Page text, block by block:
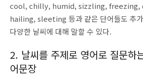
cool, chilly, humid, sizzling,
hailing, sleeting 등과 같은 단어들도 추
다양한 날씨에 대해 말할 수 있다.
2. 날씨를 주제로 영어로 질문하
어문장